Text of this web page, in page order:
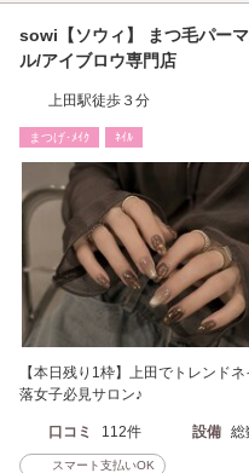
sowi【ソウィ】 まつ毛パー
ル/アイブロウ専門店
上田駅徒歩３分
まつげ･ﾒｲｸ ﾈｲﾙ
【本日残り1枠】上田でトレンド
落女子必見サロン♪
口コミ 112件 設備 総
スマート支払いOK